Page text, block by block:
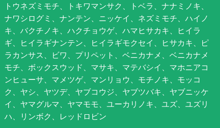
トウネズミモチ、トキワマンサク、トベラ、ナナミノキ、
ナワシログミ、ナンテン、ニッケイ、ネズミモチ、ハイノ
キ、バクチノキ、ハクチョウゲ、ハマヒサカキ、ヒイラ
ギ、ヒイラギナンテン、ヒイラギモクセイ、ヒサカキ、ピ
ラカンサス、ビワ、プリペット、ベニカナメ、ベニカナメ
モチ、ボックスウッド、マサキ、マテバシイ、マホニアコ
ンヒューサ、マメツゲ、マンリョウ、モチノキ、モッコ
ク、ヤシ、ヤツデ、ヤブコウジ、ヤブツバキ、ヤブニッケ
イ、ヤマグルマ、ヤマモモ、ユーカリノキ、ユズ、ユズリ
ハ、リンボク、レッドロビン